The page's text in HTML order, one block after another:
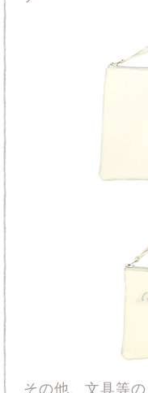
その他、文具等